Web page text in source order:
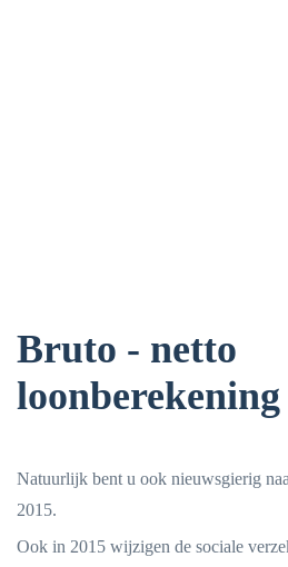
Bruto - netto
loonberekening
Natuurlijk bent u ook nieuwsgierig
2015.
Ook in 2015 wijzigen de sociale